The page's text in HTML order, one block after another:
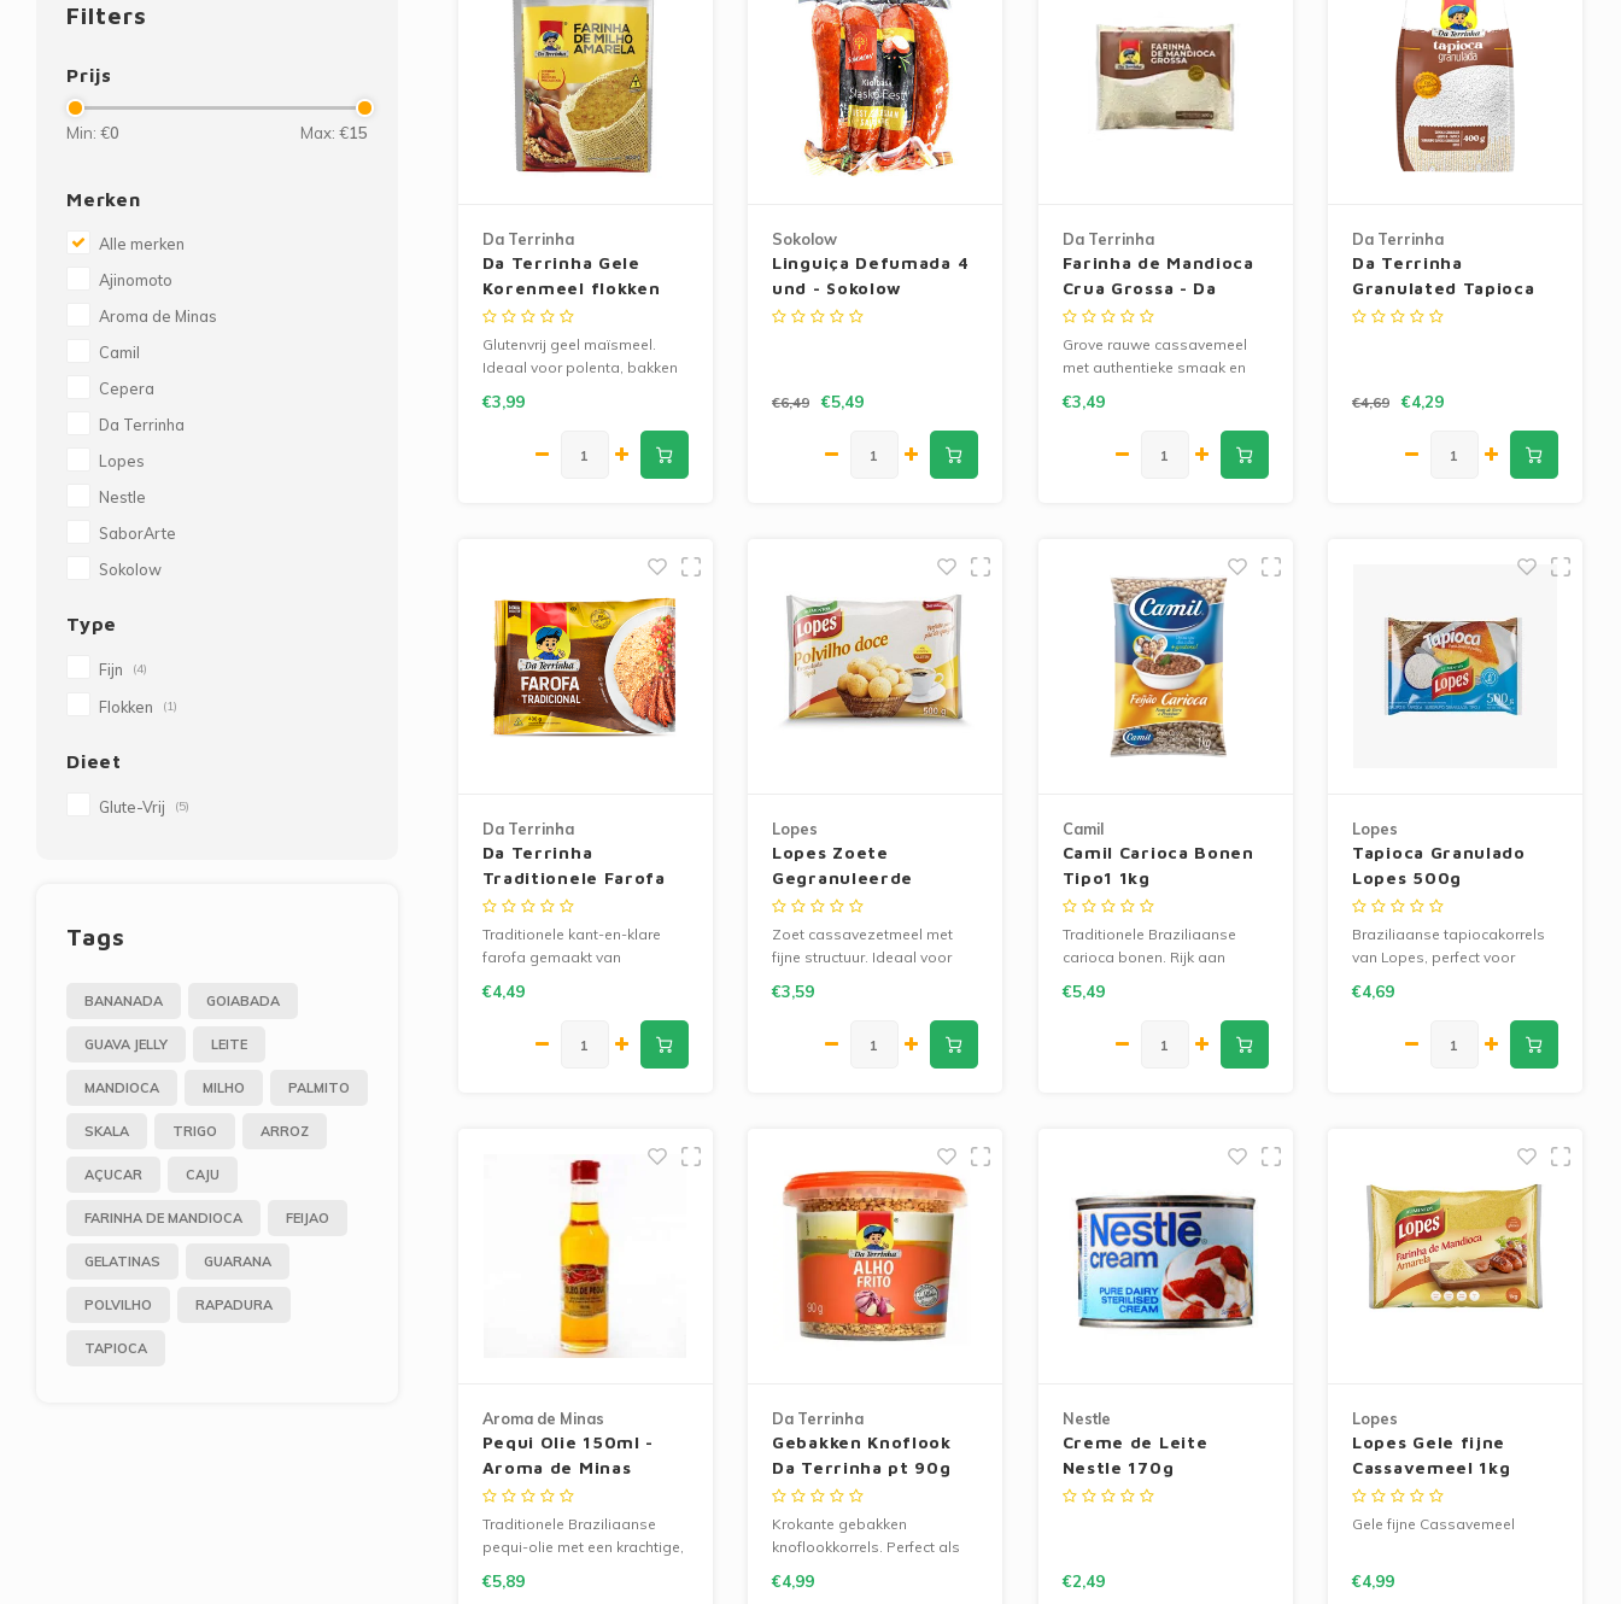
Filters
Prijs
Min: €0 Max: €15
Merken
Alle merken
Ajinomoto
Aroma de Minas
Camil
Cepera
Da Terrinha
Lopes
Nestle
SaborArte
Sokolow
Type
Fijn (4)
Flokken (1)
Dieet
Glute-Vrij (5)
Tags
BANANADA GOIABADA
GUAVA JELLY LEITE
MANDIOCA MILHO PALMITO
SKALA TRIGO ARROZ
AÇUCAR CAJU
FARINHA DE MANDIOCA FEIJAO
GELATINAS GUARANA
POLVILHO RAPADURA
TAPIOCA
Da Terrinha
Da Terrinha Gele
Korenmeel flokken
500g
Glutenvrij geel maïsmeel.
Ideaal voor polenta, bakken
€3,99
Sokolow
Linguiça Defumada 4
und - Sokolow
€6,49 €5,49
Da Terrinha
Farinha de Mandioca
Crua Grossa - Da
Terrinha 500g
Grove rauwe cassavemeel
met authentieke smaak en
farofa, bijgerechten en
€3,49
Da Terrinha
Da Terrinha
Granulated Tapioca
Pearls 400g
€4,69 €4,29
Da Terrinha
Da Terrinha
Traditionele Farofa
400g
Traditionele kant-en-klare
farofa gemaakt van
kruiden. Krokant en perfect bij
barbecue en Braziliaanse
maaltijden.
€4,49
Lopes
Lopes Zoete
Gegranuleerde
cassavazetmeel 500g
Zoet cassavezetmeel met
fijne structuur. Ideaal voor
bakrecepten.
€3,59
Camil
Camil Carioca Bonen
Tipo1 1kg
Traditionele Braziliaanse
carioca bonen. Rijk aan
voor feijoada en dagelijkse
€5,49
Lopes
Tapioca Granulado
Lopes 500g
Braziliaanse tapiocakorrels
van Lopes, perfect voor
Glutenvrij en ideaal voor
€4,69
Aroma de Minas
Pequi Olie 150ml -
Aroma de Minas
Traditionele Braziliaanse
pequi-olie met een krachtige,
om rijst, kip, bonen en
€5,89
Da Terrinha
Gebakken Knoflook
Da Terrinha pt 90g
Krokante gebakken
knoflookkorrels. Perfect als
koude gerechten.
€4,99
Nestle
Creme de Leite
Nestle 170g
€2,49
Lopes
Lopes Gele fijne
Cassavemeel 1kg
Gele fijne Cassavemeel
€4,99